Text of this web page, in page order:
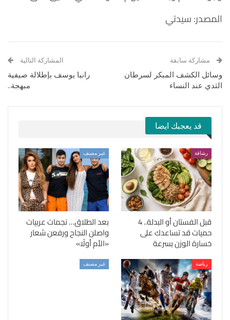
المصدر: سيدتي
مشاركة سابقة
وسائل الكشف المبكر لسرطان
الثدي عند النساء
المشاركة التالية
رانيا يوسف بإطلالة صيفية
مبهجة..
قد يعجبك ايضا
رشاقة
قبل الفستان أو البدلة.. 4
حميات قد تساعدك على
خسارة الوزن بسرعة
غير مصنف
بعد الطلاق… نجمات عربيات
واصلن النجاح ورفعن شعار
«الأم أولًا»
رياضة غير مصنف